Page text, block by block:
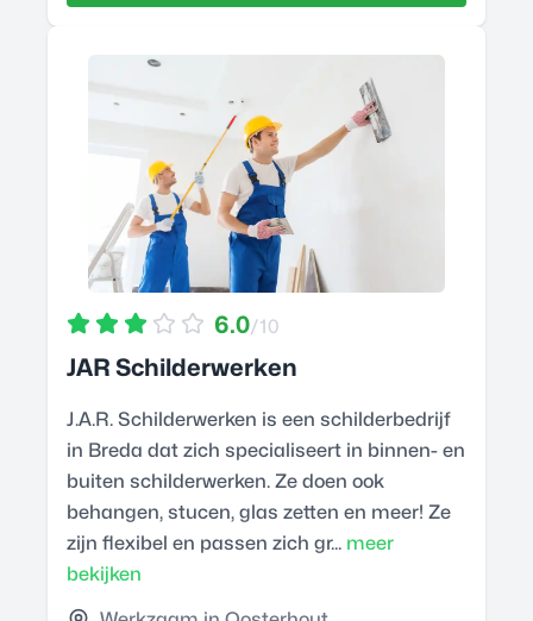
6.0/10
JAR Schilderwerken
J.A.R. Schilderwerken is een schilderbedrijf
in Breda dat zich specialiseert in binnen- en
buiten schilderwerken. Ze doen ook
behangen, stucen, glas zetten en meer! Ze
zijn flexibel en passen zich gr... meer
bekijken